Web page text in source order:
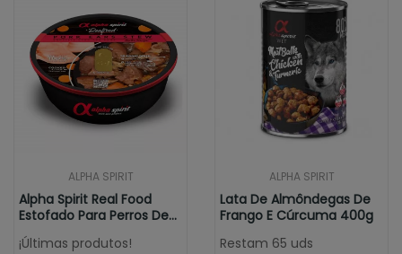
ALPHA SPIRIT
Alpha Spirit Real Food
Estofado Para Perros De
Oreja...
¡Últimas produtos!
ALPHA SPIRIT
Lata De Almôndegas De
Frango E Cúrcuma 400g
Restam 65 uds